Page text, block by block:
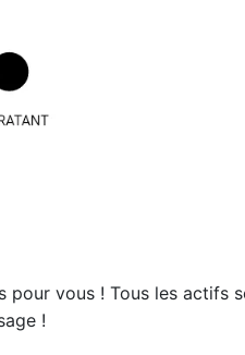
vous ! Tous les actifs
!